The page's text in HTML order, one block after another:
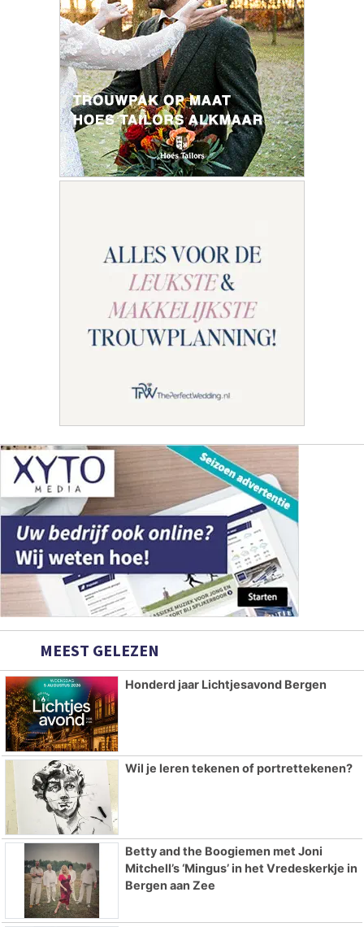
MEEST GELEZEN
Honderd jaar Lichtjesavond Bergen
Wil je leren tekenen of portrettekenen?
Betty and the Boogiemen met Joni
Mitchell’s ‘Mingus’ in het Vredeskerkje in
Bergen aan Zee